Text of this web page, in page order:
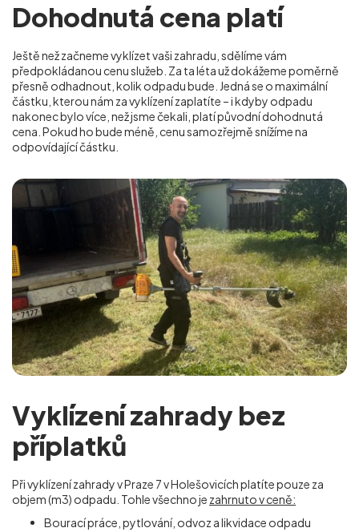
Dohodnutá cena platí
Ještě než začneme vyklízet vaši zahradu, sdělíme vám
předpokládanou cenu služeb. Za ta léta už dokážeme poměrně
přesně odhadnout, kolik odpadu bude. Jedná se o maximální
částku, kterou nám za vyklízení zaplatíte – i kdyby odpadu
nakonec bylo více, než jsme čekali, platí původní dohodnutá
cena. Pokud ho bude méně, cenu samozřejmě snížíme na
odpovídající částku.
Vyklízení zahrady bez
příplatků
Při vyklízení zahrady v Praze 7 v Holešovicíchplatíte pouze za
objem (m3) odpadu. Tohle všechno je zahrnuto v ceně:
Bourací práce, pytlování, odvoz a likvidace odpadu